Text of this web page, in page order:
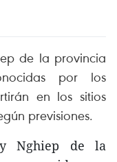
de la provincia
por los
en los sitios
previsiones.
Nghiep de la